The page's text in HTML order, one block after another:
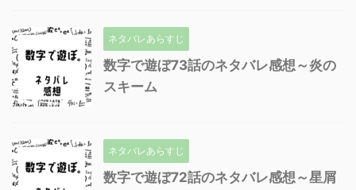
ネタバレあらすじ
数字で遊ぼ73話のネタバレ感想～炎の
スキーム
ネタバレあらすじ
数字で遊ぼ72話のネタバレ感想～星屑